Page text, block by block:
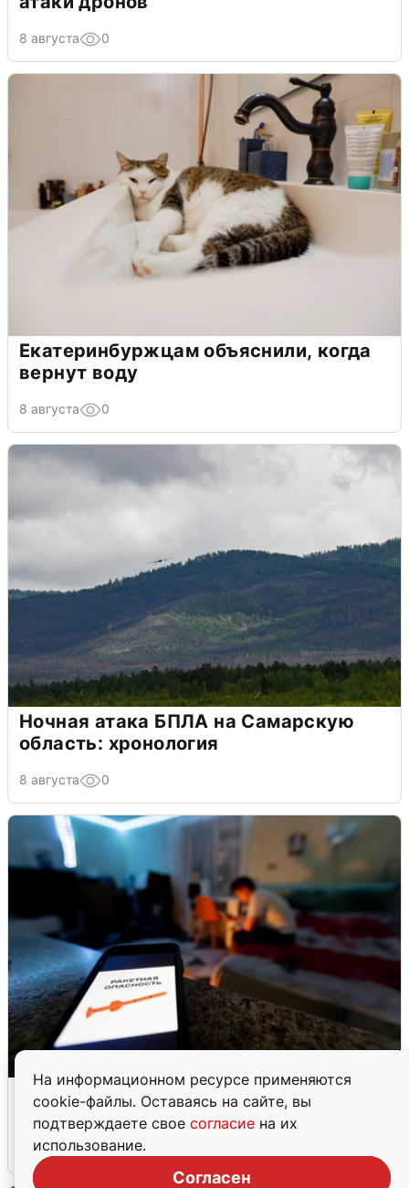
На информационном ресурсе применяются
cookie-файлы. Оставаясь на сайте, вы
подтверждаете свое согласие на их
использование.
Согласен
8 августа 0
Екатеринбуржцам объяснили, когда
вернут воду
8 августа 0
Ночная атака БПЛА на Самарскую
область: хронология
8 августа 0
Ночью в Самарской области завыли
сирены
8 августа 0